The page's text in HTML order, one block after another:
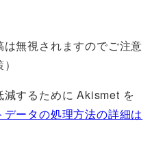
無視されますのでご注意
減するために Akismet を
データの処理方法の詳細は